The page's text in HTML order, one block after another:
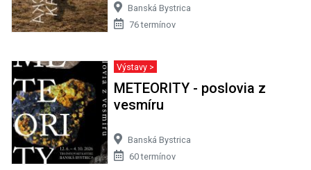
Banská Bystrica
76 termínov
Výstavy >
METEORITY - poslovia z
vesmíru
Banská Bystrica
60 termínov